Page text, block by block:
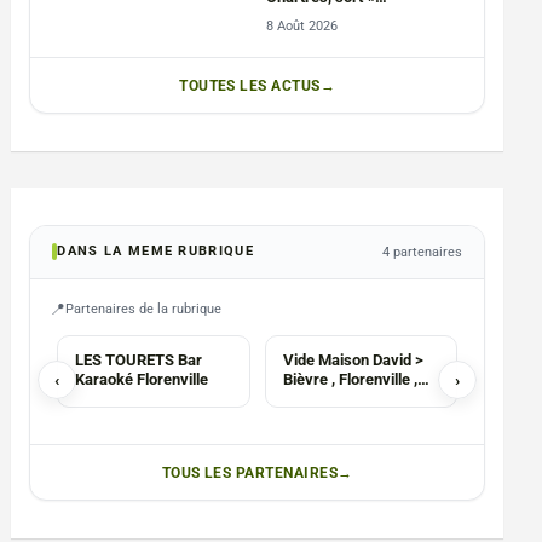
PHÉNOMÈNE »
8 Août 2026
TOUTES LES ACTUS
DANS LA MEME RUBRIQUE 4 partenaires
Partenaires de la rubrique
‹ ›
LES TOURETS Bar
Karaoké Florenville
Vide Maison David >
Bièvre , Florenville ,
TOUS LES PARTENAIRES